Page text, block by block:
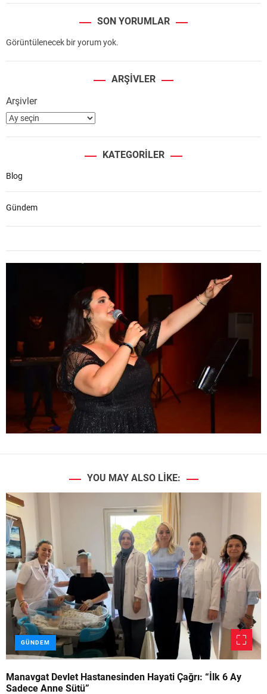
SON YORUMLAR
Görüntülenecek bir yorum yok.
ARŞIVLER
Arşivler
KATEGORILER
Blog
Gündem
YOU MAY ALSO LIKE:
GÜNDEM
Manavgat Devlet Hastanesinden Hayati Çağrı: “İlk 6 Ay
Sadece Anne Sütü”